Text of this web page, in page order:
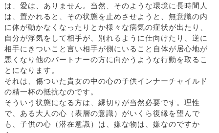
は、愛は、ありません。当然、そのような環境に長時間人
は、置かれると、その状態を止めさせようと、無意識の内
に体が動かなくなったりとか様々な病気の症状が出たり、
自分が浮気をして相手が、別れるように仕向けたり、逆に
相手にきついこと言い相手が側にいること自体が居心地が
悪くなり他のパートナーの方に向かうような行動を取るこ
とになります。
それは、傷ついた貴女の中の心の子供インナーチャイルド
の精一杯の抵抗なのです。
そういう状態になる方は、縁切りが当然必要です。理性
で、ある大人の心（表層の意識）がいくら復縁を望んで
も、子供の心（潜在意識）は、嫌な物は、嫌なのですか